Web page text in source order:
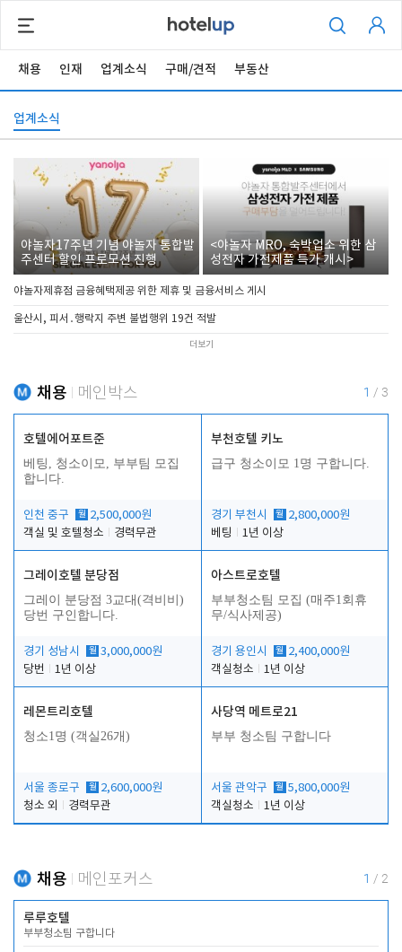
채용 인재 업계소식 구매/견적 부동산
업계소식
야놀자17주년 기념 야놀자 통합발
주센터 할인 프로모션 진행
<야놀자 MRO, 숙박업소 위한 삼
성전자 가전제품 특가 개시>
야놀자제휴점 금융혜택제공 위한 제휴 및 금융서비스 게시
울산시, 피서․행락지 주변 불법행위 19건 적발
더보기
채용 메인박스 1 / 3
호텔에어포트준
베팅, 청소이모, 부부팀 모집
합니다.
인천 중구 월 2,500,000원
객실 및 호텔청소
경력무관
부천호텔 키노
급구 청소이모 1명 구합니다.
경기 부천시 월 2,800,000원
베팅
1년 이상
그레이호텔 분당점
그레이 분당점 3교대(격비비)
당번 구인합니다.
경기 성남시 월 3,000,000원
당번
1년 이상
아스트로호텔
부부청소팀 모집 (매주1회휴
무/식사제공)
경기 용인시 월 2,400,000원
객실청소
1년 이상
레몬트리호텔
청소1명 (객실26개)
서울 종로구 월 2,600,000원
청소 외
경력무관
사당역 메트로21
부부 청소팀 구합니다
서울 관악구 월 5,800,000원
객실청소
1년 이상
채용 메인포커스 1 / 2
루루호텔
부부청소팀 구합니다